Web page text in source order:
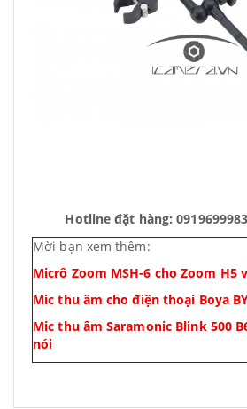
Hotline đặt hàng:
Mời bạn xem thêm:
Micrô Zoom MSH-6 cho Zoom H5
Mic thu âm cho điện thoại Boya
Mic thu âm Saramonic Blink 500
nói